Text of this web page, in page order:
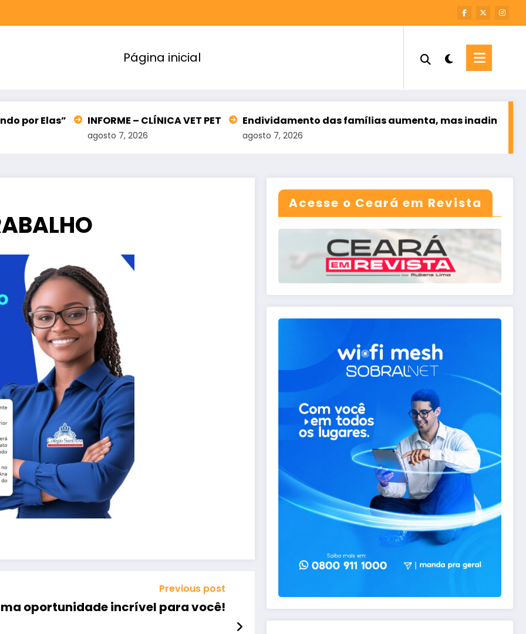
Página inicial
INFORME – CLÍNICA VET PET
agosto 7, 2026
Endividamento das famílias aumenta, mas inadimplência cai
agosto 7, 2026
Previous post
oportunidade incrível para você!
Acesse o Ceará em Revista